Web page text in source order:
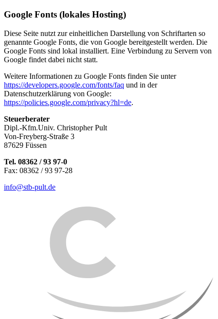
Google Fonts (lokales Hosting)
Diese Seite nutzt zur einheitlichen Darstellung von Schriftarten so
genannte Google Fonts, die von Google bereitgestellt werden. Die
Google Fonts sind lokal installiert. Eine Verbindung zu Servern von
Google findet dabei nicht statt.
Weitere Informationen zu Google Fonts finden Sie unter
https://developers.google.com/fonts/faq und in der
Datenschutzerklärung von Google:
https://policies.google.com/privacy?hl=de.
Steuerberater
Dipl.-Kfm.Univ. Christopher Pult
Von-Freyberg-Straße 3
87629 Füssen
Tel. 08362 / 93 97-0
Fax: 08362 / 93 97-28
info@stb-pult.de